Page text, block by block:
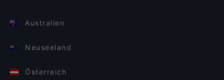
Australien
Neuseeland
Österreich